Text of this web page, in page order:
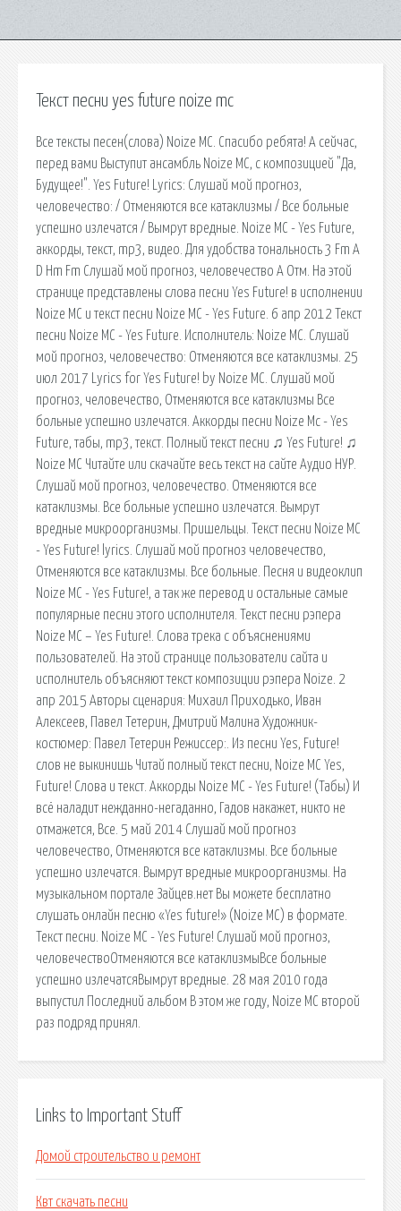
Текст песни yes future noize mc
Все тексты песен(слова) Noize MC. Спасибо ребята! А сейчас,
перед вами Выступит ансамбль Noize MC, с композицией "Да,
Будущее!". Yes Future! Lyrics: Слушай мой прогноз,
человечество: / Отменяются все катаклизмы / Все больные
успешно излечатся / Вымрут вредные. Noize MC - Yes Future,
аккорды, текст, mp3, видео. Для удобства тональность 3 Fm A
D Hm Fm Слушай мой прогноз, человечество A Отм. На этой
странице представлены слова песни Yes Future! в исполнении
Noize MC и текст песни Noize MC - Yes Future. 6 апр 2012 Текст
песни Noize MC - Yes Future. Исполнитель: Noize MC. Слушай
мой прогноз, человечество: Отменяются все катаклизмы. 25
июл 2017 Lyrics for Yes Future! by Noize MC. Слушай мой
прогноз, человечество, Отменяются все катаклизмы Все
больные успешно излечатся. Аккорды песни Noize Mc - Yes
Future, табы, mp3, текст. Полный текст песни ♫ Yes Future! ♫
Noize MC Читайте или скачайте весь текст на сайте Аудио НУР.
Слушай мой прогноз, человечество. Отменяются все
катаклизмы. Все больные успешно излечатся. Вымрут
вредные микроорганизмы. Пришельцы. Текст песни Noize MC
- Yes Future! lyrics. Слушай мой прогноз человечество,
Отменяются все катаклизмы. Все больные. Песня и видеоклип
Noize MC - Yes Future!, а так же перевод и остальные самые
популярные песни этого исполнителя. Текст песни рэпера
Noize MC – Yes Future!. Слова трека с объяснениями
пользователей. На этой странице пользователи сайта и
исполнитель объясняют текст композиции рэпера Noize. 2
апр 2015 Авторы сценария: Михаил Приходько, Иван
Алексеев, Павел Тетерин, Дмитрий Малина Художник-
костюмер: Павел Тетерин Режиссер:. Из песни Yes, Future!
слов не выкинишь Читай полный текст песни, Noize MC Yes,
Future! Слова и текст. Аккорды Noize MC - Yes Future! (Табы) И
всё наладит нежданно-негаданно, Гадов накажет, никто не
отмажется, Все. 5 май 2014 Слушай мой прогноз
человечество, Отменяются все катаклизмы. Все больные
успешно излечатся. Вымрут вредные микроорганизмы. На
музыкальном портале Зайцев.нет Вы можете бесплатно
слушать онлайн песню «Yes future!» (Noize MC) в формате.
Текст песни. Noize MC - Yes Future! Слушай мой прогноз,
человечествоОтменяются все катаклизмыВсе больные
успешно излечатсяВымрут вредные. 28 мая 2010 года
выпустил Последний альбом В этом же году, Noize MC второй
раз подряд принял.
Links to Important Stuff
Домой строительство и ремонт
Квт скачать песни